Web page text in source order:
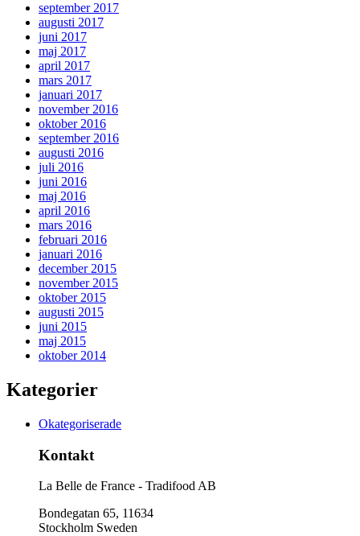
september 2017
augusti 2017
juni 2017
maj 2017
april 2017
mars 2017
januari 2017
november 2016
oktober 2016
september 2016
augusti 2016
juli 2016
juni 2016
maj 2016
april 2016
mars 2016
februari 2016
januari 2016
december 2015
november 2015
oktober 2015
augusti 2015
juni 2015
maj 2015
oktober 2014
Kategorier
Okategoriserade
Kontakt
La Belle de France - Tradifood AB
Bondegatan 65, 11634
Stockholm Sweden